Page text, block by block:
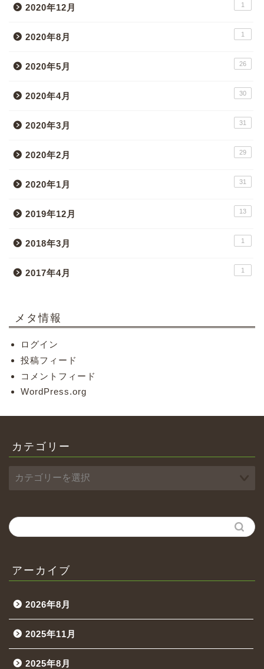
2020年12月 1
2020年8月 1
2020年5月 26
2020年4月 30
2020年3月 31
2020年2月 29
2020年1月 31
2019年12月 13
2018年3月 1
2017年4月 1
メタ情報
ログイン
投稿フィード
コメントフィード
WordPress.org
カテゴリー
アーカイブ
2026年8月
2025年11月
2025年8月